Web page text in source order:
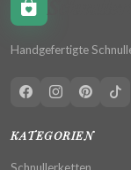
Handgefertigte
KATEGORIEN
Schnullerketten